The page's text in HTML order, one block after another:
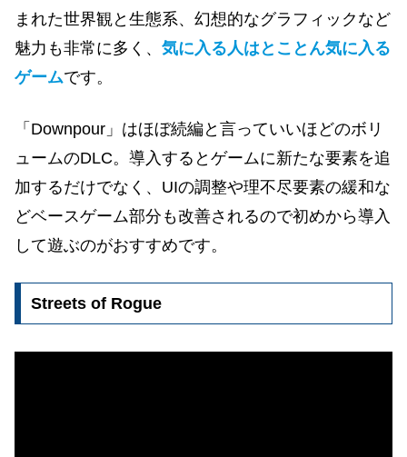
まれた世界観と生態系、幻想的なグラフィックなど
魅力も非常に多く、 気に入る人はとことん気に入る
ゲームです。
「Downpour」はほぼ続編と言っていいほどのボリ
ュームのDLC。導入するとゲームに新たな要素を追
加するだけでなく、UIの調整や理不尽要素の緩和な
どベースゲーム部分も改善されるので初めから導入
して遊ぶのがおすすめです。
Streets of Rogue